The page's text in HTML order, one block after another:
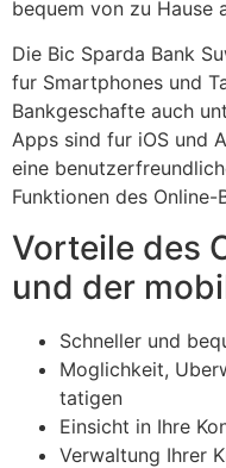
bequem von zu Hause
Die Bic Sparda Bank
fur Smartphones und
Bankgeschafte auch
Apps sind fur iOS und
eine
Funktionen des Online-
Vorteile des
und der
Schneller und
Moglichkeit,
tatigen
Einsicht in Ihre
Verwaltung Ihrer